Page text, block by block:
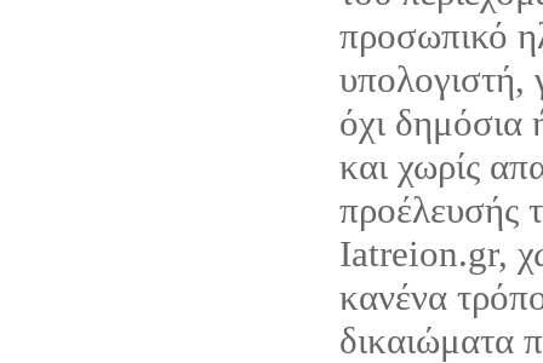
προσωπικό
υπολογιστή,
όχι δημόσια
και χωρίς
προέλευσής
Iatreion.gr,
κανένα
δικαιώματα